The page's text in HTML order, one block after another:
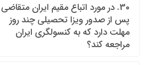
30. در مورد اتباع مقیم ایران متقاضی
پس از صدور ویزا تحصیلی چند روز
مهلت دارد که به کنسولگری ایران
مراجعه کند؟